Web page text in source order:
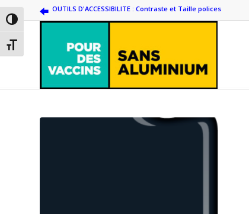
Passer en contraste élevé
Changer la taille de la police
OUTILS D'ACCESSIBILITE : Contraste et Taille polices